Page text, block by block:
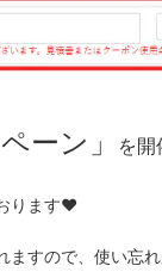
ーン」 を
ります♥
すので、使い忘